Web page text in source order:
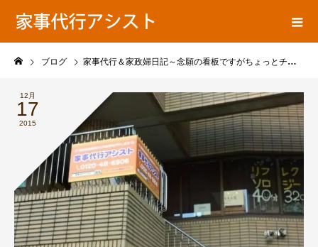
家事代行ブログ
シ
ス
ト
の
ブログ 家事代行＆家政婦日記～念願の看板ですがちょっとチャッチ－感じでした(>_
12月
17
2015